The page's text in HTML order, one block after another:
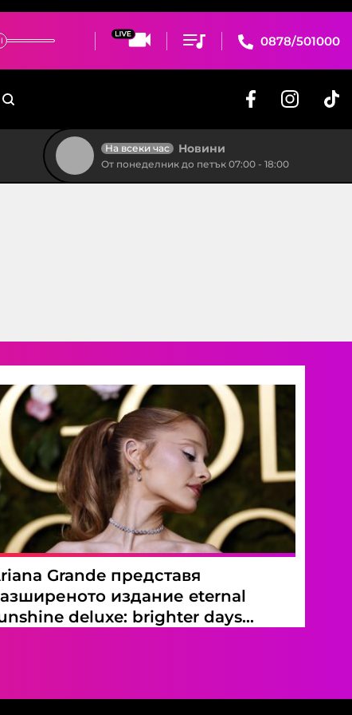
0878/501000
На всеки час Новини
От понеделник до петък 07:00 - 18:00
Grande представя
издание eternal
deluxe: brighter days